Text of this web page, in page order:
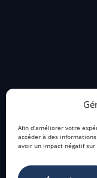
Afin d'améliorer votre
accéder à des
avoir un impact négatif